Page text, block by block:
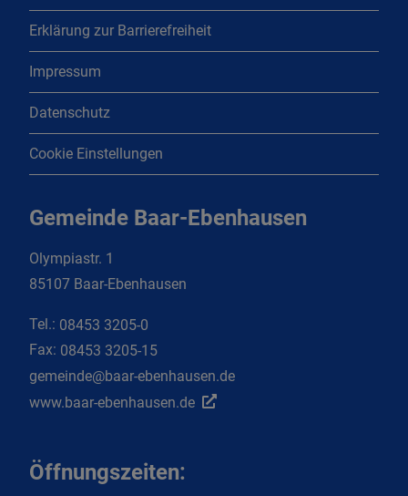
Erklärung zur Barrierefreiheit
Impressum
Datenschutz
Cookie Einstellungen
Gemeinde Baar-Ebenhausen
Olympiastr. 1
85107 Baar-Ebenhausen
Tel.: 08453 3205-0
Fax: 08453 3205-15
gemeinde@baar-ebenhausen.de
www.baar-ebenhausen.de
Öffnungszeiten: